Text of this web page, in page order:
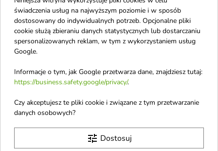
Billie Eilish
rewitalizująco-
nawilżająca Maseczka
do twarzy w płachcie 1
sztuka
Formuła oparta na kompleksie
hialuronowego oraz peptydach
pomaga poprawić elastyczność
skóry
rewitalizująco-
nawilżająca Maseczka
do twarzy w płachcie 1
sztuka
intensywnie pielęgnuje skórę już
podczas jednego zastosowania.
Pokazano 1-8 z 8 pozycji
świadczenia usług na najwyższym poziomie i w sposób
dostosowany do indywidualnych potrzeb. Opcjonalne pliki
cookie służą zbieraniu danych statystycznych lub dostarczaniu
spersonalizowanych reklam, w tym z wykorzystaniem usług
Google.
Informacje o tym, jak Google przetwarza dane, znajdziesz tutaj:
https://business.safety.google/privacy/.
Czy akceptujesz te pliki cookie i związane z tym przetwarzanie
danych osobowych?
tune Dostosuj